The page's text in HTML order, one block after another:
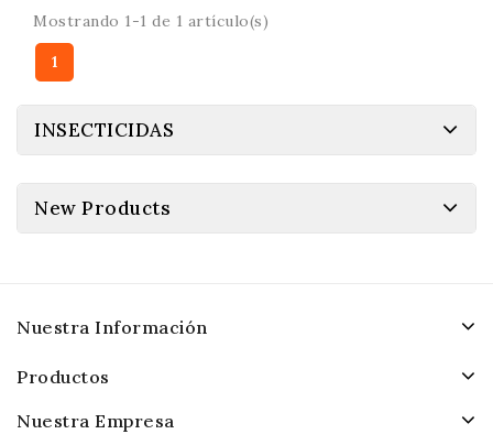
Mostrando 1-1 de 1 artículo(s)
1
INSECTICIDAS
New Products
Nuestra Información
Productos
Nuestra Empresa